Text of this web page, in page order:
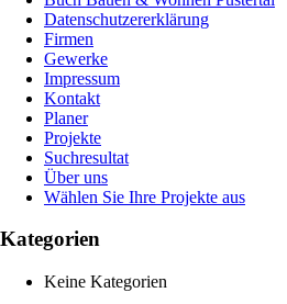
Datenschutzererklärung
Firmen
Gewerke
Impressum
Kontakt
Planer
Projekte
Suchresultat
Über uns
Wählen Sie Ihre Projekte aus
Kategorien
Keine Kategorien